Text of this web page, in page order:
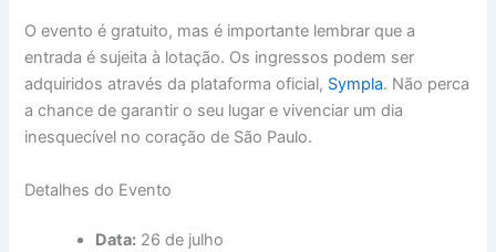
O evento é gratuito, mas é importante lembrar que a
entrada é sujeita à lotação. Os ingressos podem ser
adquiridos através da plataforma oficial, Sympla. Não perca
a chance de garantir o seu lugar e vivenciar um dia
inesquecível no coração de São Paulo.
Detalhes do Evento
Data: 26 de julho